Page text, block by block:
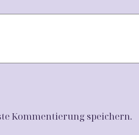
Kommentierung speichern.